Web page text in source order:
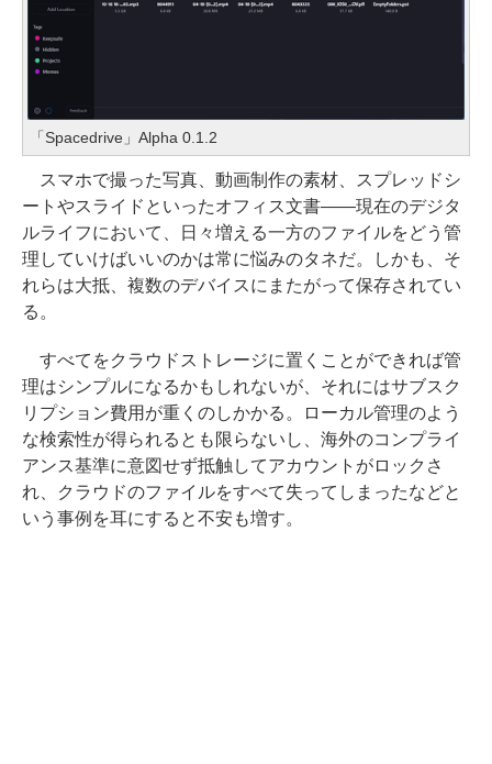
「Spacedrive」Alpha 0.1.2
スマホで撮った写真、動画制作の素材、スプレッドシ
ートやスライドといったオフィス文書――現在のデジタ
ルライフにおいて、日々増える一方のファイルをどう管
理していけばいいのかは常に悩みのタネだ。しかも、そ
れらは大抵、複数のデバイスにまたがって保存されてい
る。
すべてをクラウドストレージに置くことができれば管
理はシンプルになるかもしれないが、それにはサブスク
リプション費用が重くのしかかる。ローカル管理のよう
な検索性が得られるとも限らないし、海外のコンプライ
アンス基準に意図せず抵触してアカウントがロックさ
れ、クラウドのファイルをすべて失ってしまったなどと
いう事例を耳にすると不安も増す。